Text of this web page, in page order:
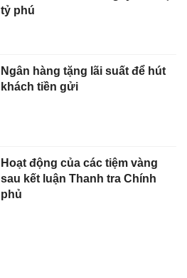
tỷ phú
Ngân hàng tặng lãi suất để hút
khách tiền gửi
Hoạt động của các tiệm vàng
sau kết luận Thanh tra Chính
phủ